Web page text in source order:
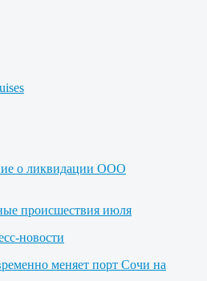
о ликвидации ООО
происшествия июля
новости
меняет порт Сочи на